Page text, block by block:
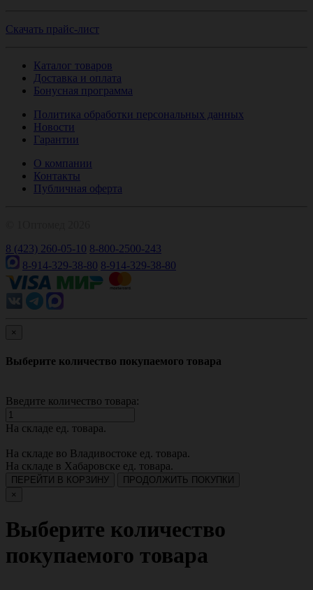
Скачать прайс-лист
Каталог товаров
Доставка и оплата
Бонусная программа
Политика обработки персональных данных
Новости
Гарантии
О компании
Контакты
Публичная оферта
8 (423) 260-05-10 8-800-2500-243
8-914-329-38-80 8-914-329-38-80
×
Выберите количество покупаемого товара
Введите количество товара:
На складе ед. товара.
На складе во Владивостоке ед. товара.
На складе в Хабаровске ед. товара.
ПЕРЕЙТИ В КОРЗИНУ
ПРОДОЛЖИТЬ ПОКУПКИ
×
Выберите количество
покупаемого товара